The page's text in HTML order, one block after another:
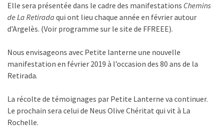
Elle sera présentée dans le cadre des manifestations Chemins
de La Retirada qui ont lieu chaque année en février autour
d’Argelès. (Voir programme sur le site de FFREEE).
Nous envisageons avec Petite lanterne une nouvelle
manifestation en février 2019 à l’occasion des 80 ans de la
Retirada.
La récolte de témoignages par Petite Lanterne va continuer.
Le prochain sera celui de Neus Olive Chéritat qui vit à La
Rochelle.